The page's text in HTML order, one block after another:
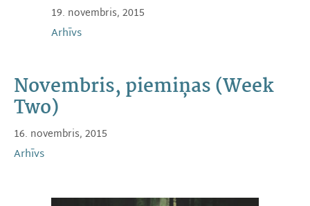
19. novembris, 2015
Arhīvs
Novembris, piemiņas (Week
Two)
16. novembris, 2015
Arhīvs